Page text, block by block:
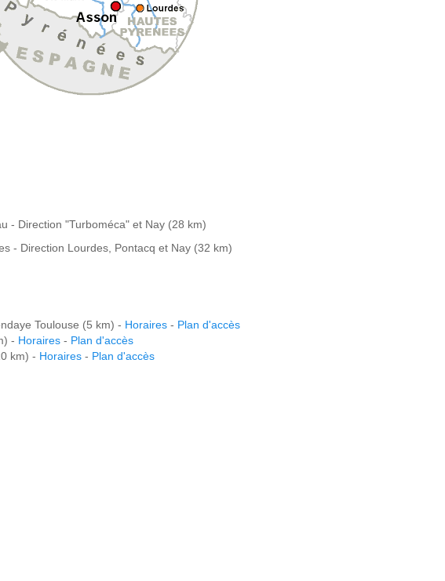
- Direction "Turboméca" et Nay (28 km)
- Direction Lourdes, Pontacq et Nay (32 km)
Toulouse (5 km) - Horaires - Plan d'accès
- Horaires - Plan d'accès
km) - Horaires - Plan d'accès